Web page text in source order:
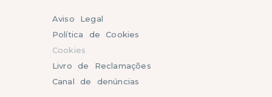
Aviso Legal
Política de Cookies
Cookies
Livro de Reclamações
Canal de denúncias